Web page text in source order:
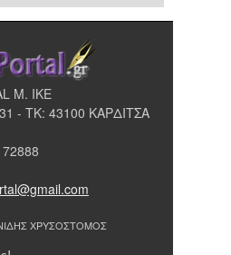
Μ. ΙΚΕ
- ΤΚ: 43100 ΚΑΡΔΙΤΣΑ
ΧΡΥΣΟΣΤΟΜΟΣ